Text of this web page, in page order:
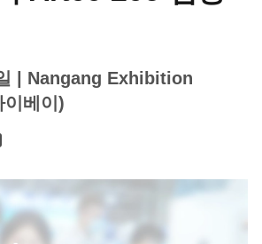
| Nangang Exhibition
베이)